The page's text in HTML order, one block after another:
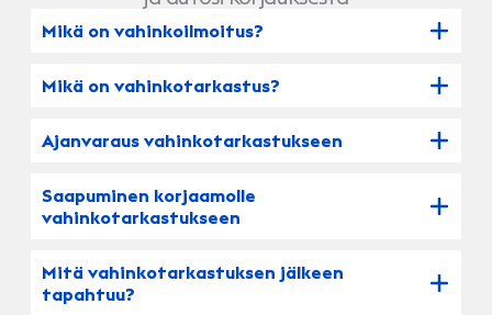
Mikä on vahinkoilmoitus?
Mikä on vahinkotarkastus?
Ajanvaraus vahinkotarkastukseen
Saapuminen korjaamolle
vahinkotarkastukseen
Mitä vahinkotarkastuksen jälkeen
tapahtuu?